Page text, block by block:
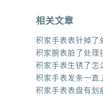
相关文章
积家手表表针掉了
积家腕表脏了处理
积家手表生锈了怎
积家手表发条一直
积家手表表盘有划